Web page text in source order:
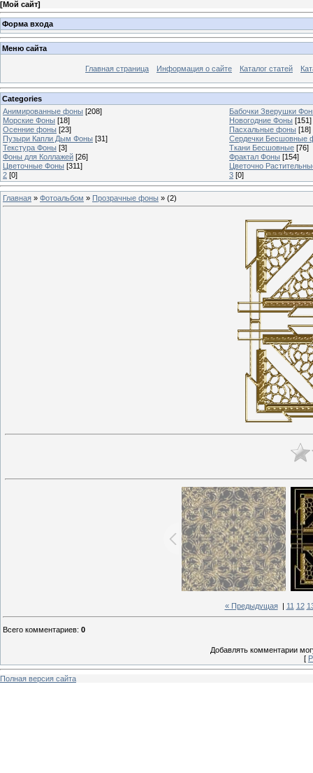
[Мой сайт]
Форма входа
Меню сайта
Главная страница Информация о сайте Каталог статей
Categories
Анимированные фоны [208]
Бабочки Зверушки
Морские Фоны [18] Новогодние Фоны [151]
Осенние фоны [23] Пасхальные фоны [18]
Пузыри Капли Дым Фоны [31]
Сердечки Бесшовные
Текстура Фоны [3] Ткани Бесшовные [76]
Фоны для Коллажей [26] Фрактал Фоны [154]
Цветочные Фоны [311]
Цветочно
2 [0] 3 [0]
Главная » Фотоальбом » Прозрачные фоны » (2)
« Предыдущая| 11 12
Всего комментариев: 0
Добавлять комментарии
[
Полная версия сайта